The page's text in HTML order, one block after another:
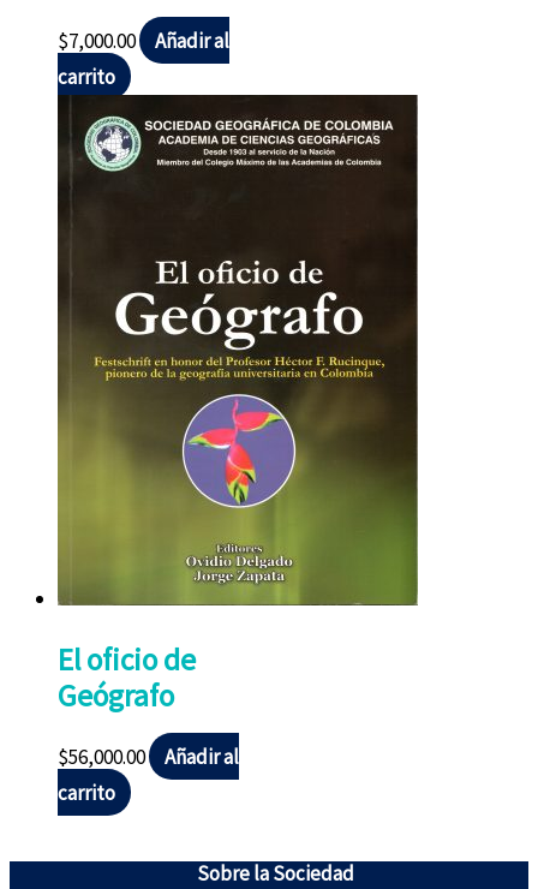
$7,000.00
Añadir al
carrito
El oficio de
Geógrafo
$56,000.00
Añadir al
carrito
Sobre la Sociedad